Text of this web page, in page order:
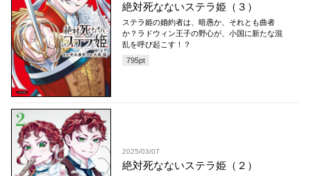
絶対死なないステラ姫（３）
ステラ姫の婚約者は、暗愚か、それとも曲者
か？ラドウィン王子の野心が、小国に新たな混
乱を呼び起こす！？
795pt
2025/03/07
絶対死なないステラ姫（２）